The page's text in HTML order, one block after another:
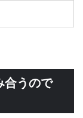
合うので